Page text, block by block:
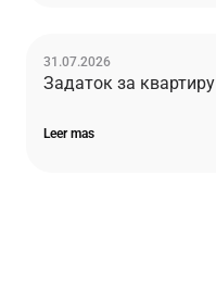
31.07.2026
Задаток за квартиру
Leer mas